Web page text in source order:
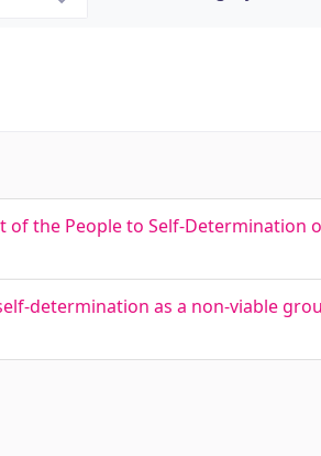
the People to Self-Determination
determination as a non-viable